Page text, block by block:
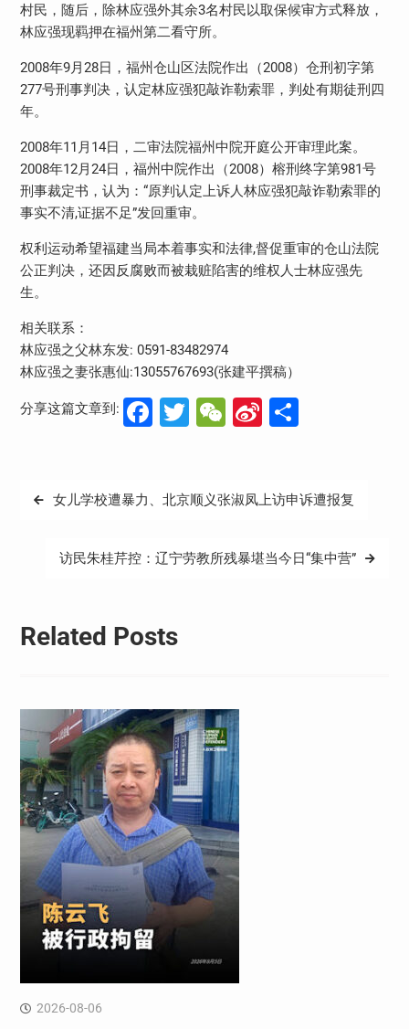
村民，随后，除林应强外其余3名村民以取保候审方式释放，
林应强现羁押在福州第二看守所。
2008年9月28日，福州仓山区法院作出（2008）仓刑初字第
277号刑事判决，认定林应强犯敲诈勒索罪，判处有期徒刑四
年。
2008年11月14日，二审法院福州中院开庭公开审理此案。
2008年12月24日，福州中院作出（2008）榕刑终字第981号
刑事裁定书，认为：“原判认定上诉人林应强犯敲诈勒索罪的
事实不清,证据不足”发回重审。
权利运动希望福建当局本着事实和法律,督促重审的仓山法院
公正判决，还因反腐败而被栽赃陷害的维权人士林应强先
生。
相关联系：
林应强之父林东发: 0591-83482974
林应强之妻张惠仙:13055767693(张建平撰稿）
分享这篇文章到: Facebook
Twitter
WeChat
Sina分
文
女儿学校遭暴力、北京顺义张淑凤上访申诉遭报复
访民朱桂芹控：辽宁劳教所残暴堪当今日“集中营”
Related Posts
2026-08-06